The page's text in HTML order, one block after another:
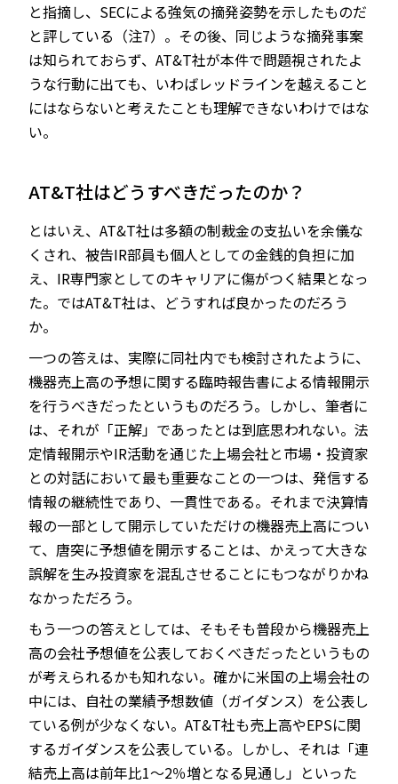
と指摘し、SECによる強気の摘発姿勢を示したものだ
と評している（注7）。その後、同じような摘発事案
は知られておらず、AT&T社が本件で問題視されたよ
うな行動に出ても、いわばレッドラインを越えること
にはならないと考えたことも理解できないわけではな
い。
AT&T社はどうすべきだったのか？
とはいえ、AT&T社は多額の制裁金の支払いを余儀な
くされ、被告IR部員も個人としての金銭的負担に加
え、IR専門家としてのキャリアに傷がつく結果となっ
た。ではAT&T社は、どうすれば良かったのだろう
か。
一つの答えは、実際に同社内でも検討されたように、
機器売上高の予想に関する臨時報告書による情報開示
を行うべきだったというものだろう。しかし、筆者に
は、それが「正解」であったとは到底思われない。法
定情報開示やIR活動を通じた上場会社と市場・投資家
との対話において最も重要なことの一つは、発信する
情報の継続性であり、一貫性である。それまで決算情
報の一部として開示していただけの機器売上高につい
て、唐突に予想値を開示することは、かえって大きな
誤解を生み投資家を混乱させることにもつながりかね
なかっただろう。
もう一つの答えとしては、そもそも普段から機器売上
高の会社予想値を公表しておくべきだったというもの
が考えられるかも知れない。確かに米国の上場会社の
中には、自社の業績予想数値（ガイダンス）を公表し
ている例が少なくない。AT&T社も売上高やEPSに関
するガイダンスを公表している。しかし、それは「連
結売上高は前年比1～2％増となる見通し」といった